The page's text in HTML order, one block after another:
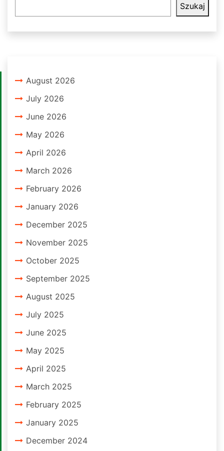
Szukaj
August 2026
July 2026
June 2026
May 2026
April 2026
March 2026
February 2026
January 2026
December 2025
November 2025
October 2025
September 2025
August 2025
July 2025
June 2025
May 2025
April 2025
March 2025
February 2025
January 2025
December 2024